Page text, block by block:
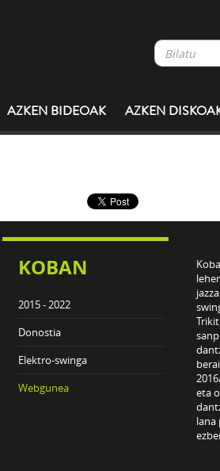
AZKEN BIDEOAK AZKEN
KOBAN
2015 - 2022
Donostia
Elektro-swinga
Webgunea
eta
lana